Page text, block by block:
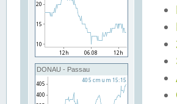
DONAU - Passau